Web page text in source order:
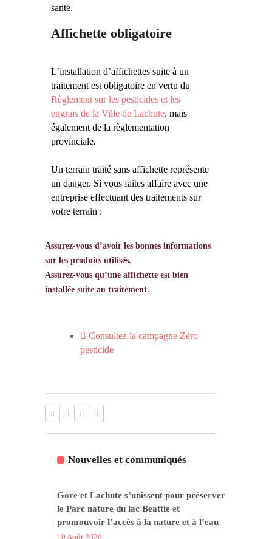
santé.
Affichette obligatoire
L’installation d’affichettes suite à un
traitement est obligatoire en vertu du
Règlement sur les pesticides et les
engrais de la Ville de Lachute, mais
également de la règlementation
provinciale.
Un terrain traité sans affichette représente
un danger. Si vous faites affaire avec une
entreprise effectuant des traitements sur
votre terrain :
Assurez-vous d’avoir les bonnes informations
sur les produits utilisés.
Assurez-vous qu’une affichette est bien
installée suite au traitement.
Consultez la campagne Zéro
pesticide
Nouvelles et communiqués
Gore et Lachute s’unissent pour préserver
le Parc nature du lac Beattie et
promouvoir l’accès à la nature et à l’eau
10 Août 2026